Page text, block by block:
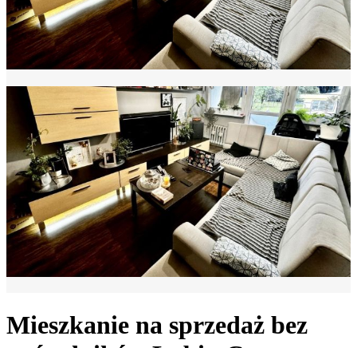
Mieszkanie na sprzedaż bez